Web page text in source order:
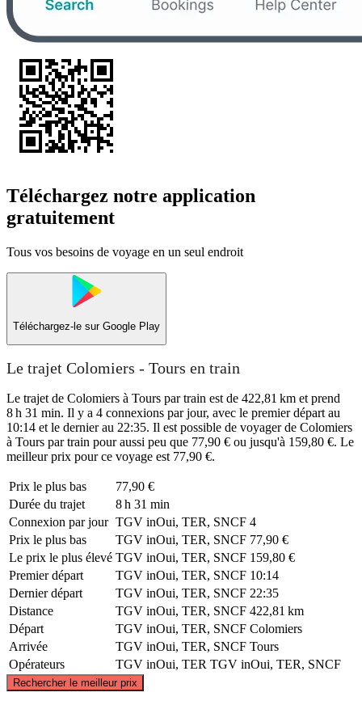
Téléchargez notre application
gratuitement
Tous vos besoins de voyage en un seul endroit
Téléchargez-le sur Google Play
Le trajet Colomiers - Tours en train
Le trajet de Colomiers à Tours par train est de 422,81 km et prend
8 h 31 min. Il y a 4 connexions par jour, avec le premier départ au
10:14 et le dernier au 22:35. Il est possible de voyager de Colomiers
à Tours par train pour aussi peu que 77,90 € ou jusqu'à 159,80 €. Le
meilleur prix pour ce voyage est 77,90 €.
Prix ​​le plus bas
77,90 €
Durée du trajet
8 h 31 min
Connexion par jour TGV inOui, TER, SNCF 4
Prix ​​le plus bas
TGV inOui, TER, SNCF 77,90 €
Le prix le plus élevé TGV inOui, TER, SNCF 159,80 €
Premier départ
TGV inOui, TER, SNCF 10:14
Dernier départ
TGV inOui, TER, SNCF 22:35
Distance
TGV inOui, TER, SNCF 422,81 km
Départ
TGV inOui, TER, SNCF Colomiers
Arrivée
TGV inOui, TER, SNCF Tours
Opérateurs
TGV inOui, TER TGV inOui, TER, SNCF
Rechercher le meilleur prix
©CARTO, © OpenStreetMapcontributors